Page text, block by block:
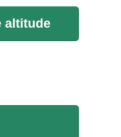
altitude